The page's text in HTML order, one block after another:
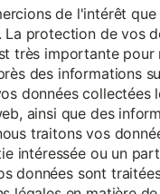
de l'intérêt
La protection de vos
très importante pour
des informations
données collectées
ainsi que des
traitons vos
intéressée ou un
données sont